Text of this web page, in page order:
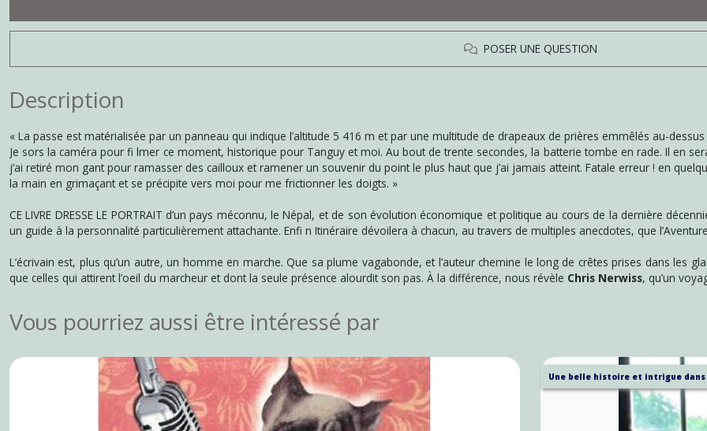
POSER UNE QUESTION
Description
« La passe est matérialisée par un panneau qui indique l’altitude 5 416 m et par une multitude de drapeaux de prières emmêlés au-dessus
Je sors la caméra pour fi lmer ce moment, historique pour Tanguy et moi. Au bout de trente secondes, la batterie tombe en rade. Il en
j’ai retiré mon gant pour ramasser des cailloux et ramener un souvenir du point le plus haut que j’ai jamais atteint. Fatale erreur ! en
la main en grimaçant et se précipite vers moi pour me frictionner les doigts. »
CE LIVRE DRESSE LE PORTRAIT d’un pays méconnu, le Népal, et de son évolution économique et politique au cours de la dernière
un guide à la personnalité particulièrement attachante. Enfi n Itinéraire dévoilera à chacun, au travers de multiples anecdotes, que
L’écrivain est, plus qu’un autre, un homme en marche. Que sa plume vagabonde, et l’auteur chemine le long de crêtes prises dans les
que celles qui attirent l’oeil du marcheur et dont la seule présence alourdit son pas. À la différence, nous révèle Chris Nerwiss, qu’un
Vous pourriez aussi être intéressé par
Une belle histoire et intrigue